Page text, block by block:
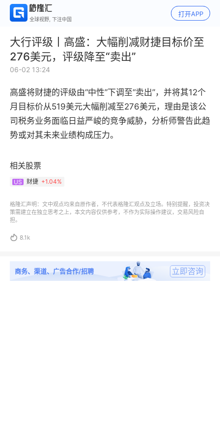
全球视野, 下注中国
打开APP
大行评级丨高盛：大幅削减财捷目标价至
276美元，评级降至“卖出”
06-02 13:24
高盛将财捷的评级由“中性”下调至“卖出”，并将其12个
月目标价从519美元大幅削减至276美元，理由是该公
司税务业务面临日益严峻的竞争威胁，分析师警告此趋
势或对其未来业绩构成压力。
相关股票
US 财捷 +1.04%
格隆汇声明：文中观点均来自原作者，不代表格隆汇观点及立场。特别提醒，投资决
策需建立在独立思考之上，本文内容仅供参考，不作为实际操作建议，交易风险自
担。
 8.1k
商务、渠道、广告合作/招聘 立即咨询